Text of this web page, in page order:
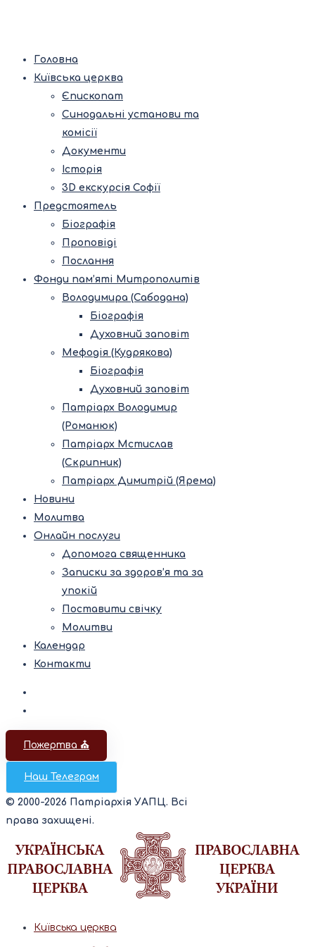
Головна
Київська церква
Єпископат
Синодальні установи та
комісії
Документи
Історія
3D екскурсія Софії
Предстоятель
Біографія
Проповіді
Послання
Фонди пам’яті Митрополитів
Володимира (Сабодана)
Біографія
Духовний заповіт
Мефодія (Кудрякова)
Біографія
Духовний заповіт
Патріарх Володимир
(Романюк)
Патріарх Мстислав
(Скрипник)
Патріарх Димитрій (Ярема)
Новини
Молитва
Онлайн послуги
Допомога священника
Записки за здоров’я та за
упокій
Поставити свічку
Молитви
Календар
Контакти
Пожертва ⛪️
Наш Телеграм
© 2000-2026 Патріархія УАПЦ. Всі
права захищені.
Київська церква